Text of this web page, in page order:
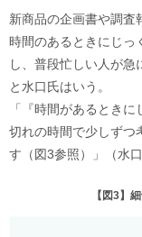
新商品の企画書や調査
時間のあるときにじっ
し、普段忙しい人が
と水口氏はいう。
「『時間があるとき
切れの時間で少しずつ
す（図3参照）」（水口
【図3】